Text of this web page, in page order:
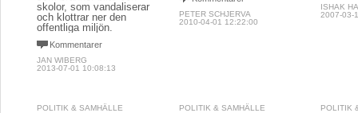
skolor, som vandaliserar
och klottrar ner den
offentliga miljön.
Kommentarer
JAN WIBERG
2013-07-01 10:08:13
PETER SCHJERVA
2010-04-01 12:22:00
ISHAK
2007-03-
POLITIK & SAMHÄLLE POLITIK & SAMHÄLLE POLITIK